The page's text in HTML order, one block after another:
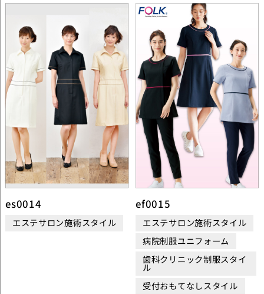
es0014
エステサロン施術スタイル
ef0015
エステサロン施術スタイル
病院制服ユニフォーム
歯科クリニック制服スタイ
ル
受付おもてなしスタイル